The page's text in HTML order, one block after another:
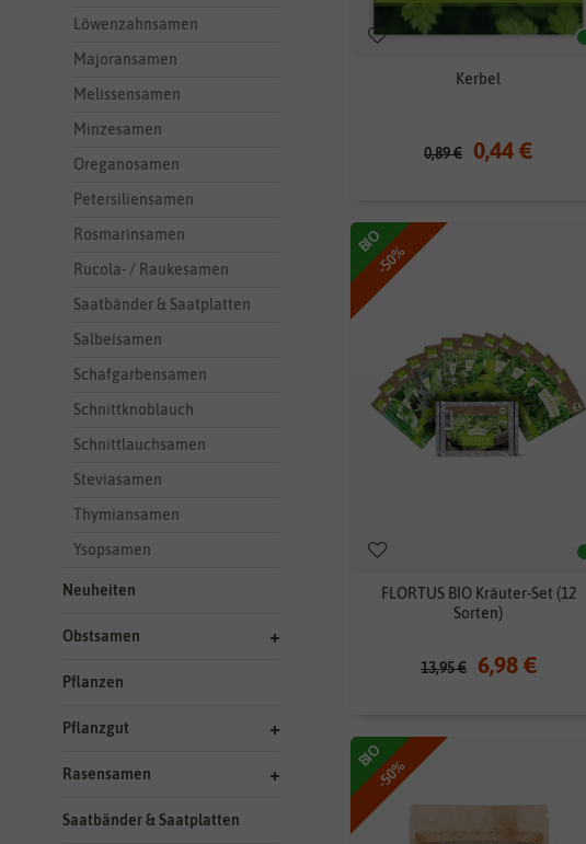
Löwenzahnsamen
Majoransamen
Melissensamen
Minzesamen
Oreganosamen
Petersiliensamen
Rosmarinsamen
Rucola- / Raukesamen
Saatbänder & Saatplatten
Salbeisamen
Schafgarbensamen
Schnittknoblauch
Schnittlauchsamen
Steviasamen
Thymiansamen
Ysopsamen
Neuheiten
Obstsamen
Pflanzen
Pflanzgut
Rasensamen
Saatbänder & Saatplatten
Kerbel
0,89 € 0,44 €
-50%
BIO
FLORTUS BIO Kräuter-Set (12
Sorten)
13,95 € 6,98 €
-50%
BIO